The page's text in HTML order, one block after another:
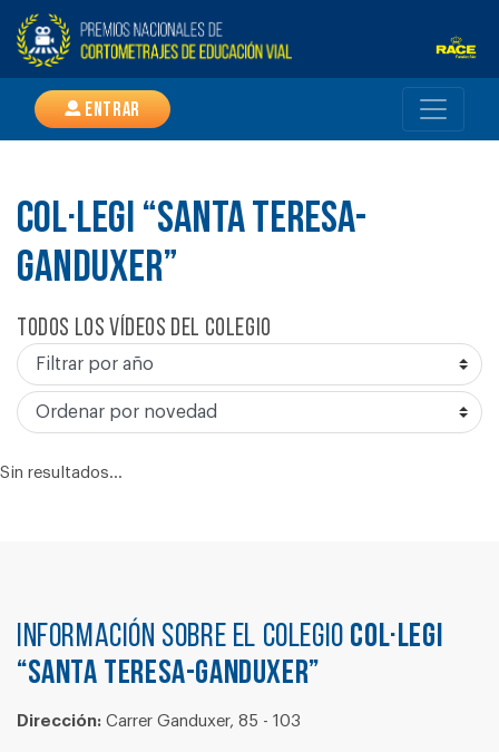
Entrar
COL·LEGI “SANTA TERESA-
GANDUXER”
Todos los vídeos del colegio
Sin resultados...
Información sobre el colegio COL·LEGI
“SANTA TERESA-GANDUXER”
Dirección: Carrer Ganduxer, 85 - 103